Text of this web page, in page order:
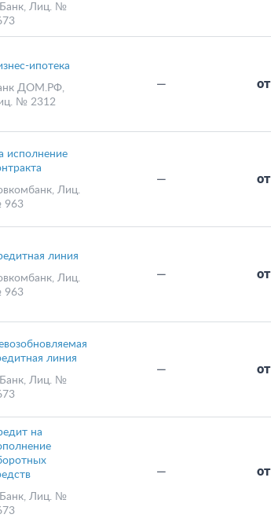
Банк, Лиц. №
ипотека
ДОМ.РФ,
№ 2312
—
исполнение
, Лиц.
963
—
линия
, Лиц.
963
—
линия
Банк, Лиц. №
—
на
Банк, Лиц. №
—